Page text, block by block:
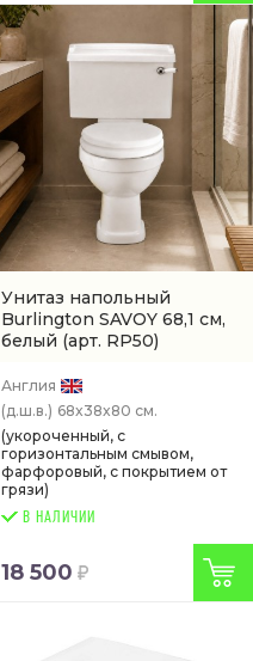
Унитаз напольный
Burlington SAVOY 68,1 см,
белый (арт. RP50)
Англия
(д.ш.в.) 68x38x80 см.
(укороченный, с
горизонтальным смывом,
фарфоровый, с покрытием от
грязи)
В НАЛИЧИИ
18 500